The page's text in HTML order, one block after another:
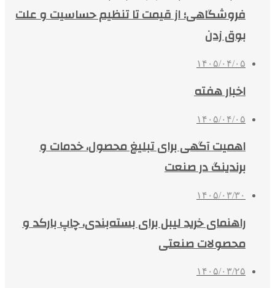
فروشگاهی؛ از قیمت تا تنظیم حساسیت و علت
بوق زدن
۱۴۰۵/۰۴/۰۵
اخبار هفته
۱۴۰۵/۰۴/۰۵
اهمیت آگهی برای تبلیغ محصول، خدمات و
برندینگ در صنعت
۱۴۰۵/۰۳/۳۰
راهنمای خرید لیبل برای بسته‌بندی، چاپ بارکد و
محصولات صنعتی
۱۴۰۵/۰۳/۲۵